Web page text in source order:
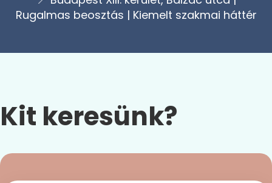
Rugalmas beosztás | Kiemelt szakmai háttér
Kit keresünk?